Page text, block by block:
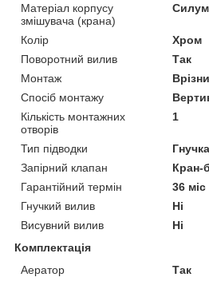
Матеріал корпусу
змішувача (крана)
Колір
Хром
Поворотний вилив
Так
Монтаж
Спосіб монтажу
Кількість монтажних
отворів
1
Тип підводки
Гнучка
Запірний клапан
Кран-
Гарантійний термін
36 міс
Гнучкий вилив
Ні
Висувний вилив
Ні
Комплектація
Аератор
Так